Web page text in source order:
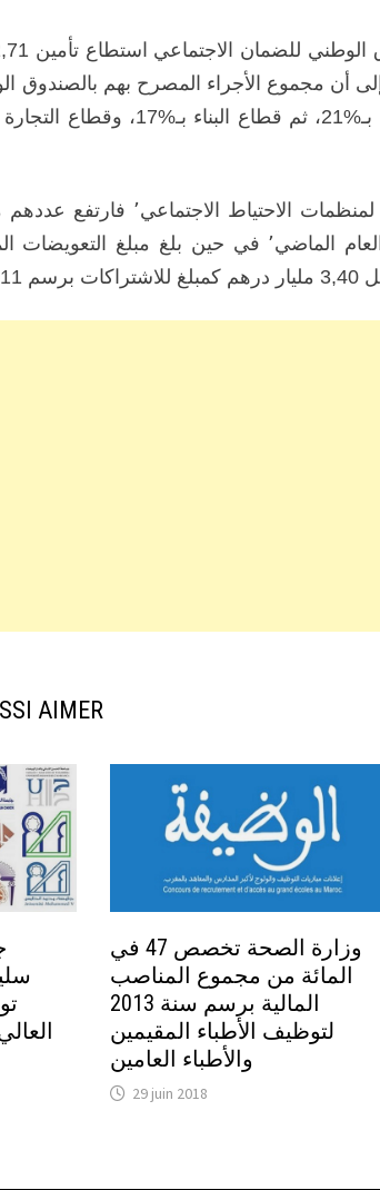
سنة 2011، مشيرا إلى أن مجموع الأجراء المصرح بهم
سنة 2011 إلى 2,94 مليون مستفيد العام الماضي٬ في
AIMER
وزارة الصحة تخصص 47 في
المائة من مجموع المناصب
المالية برسم سنة 2013
لتوظيف الأطباء المقيمين
والأطباء العامين
29 juin 2018